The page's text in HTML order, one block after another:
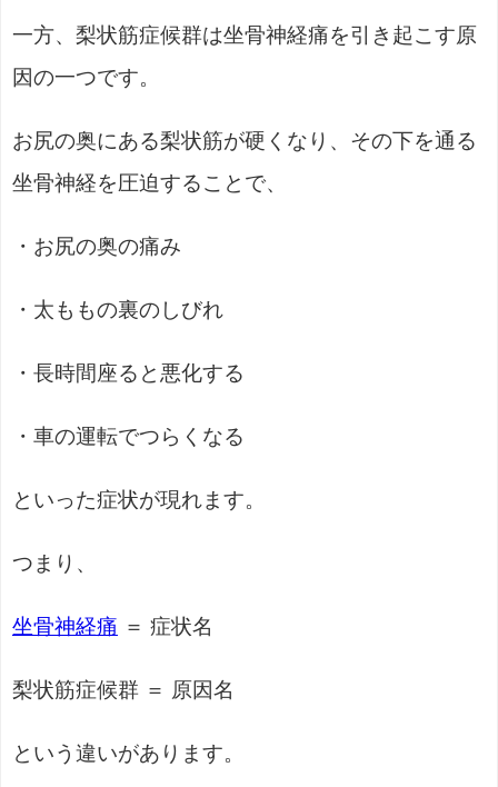
一方、梨状筋症候群は坐骨神経痛を引き起こす原
因の一つです。
お尻の奥にある梨状筋が硬くなり、その下を通る
坐骨神経を圧迫することで、
・お尻の奥の痛み
・太ももの裏のしびれ
・長時間座ると悪化する
・車の運転でつらくなる
といった症状が現れます。
つまり、
坐骨神経痛 ＝ 症状名
梨状筋症候群 ＝ 原因名
という違いがあります。